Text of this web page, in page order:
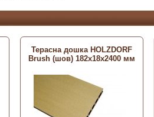
Терасна дошка HOLZDORF
Brush (шов) 182х18х2400 мм